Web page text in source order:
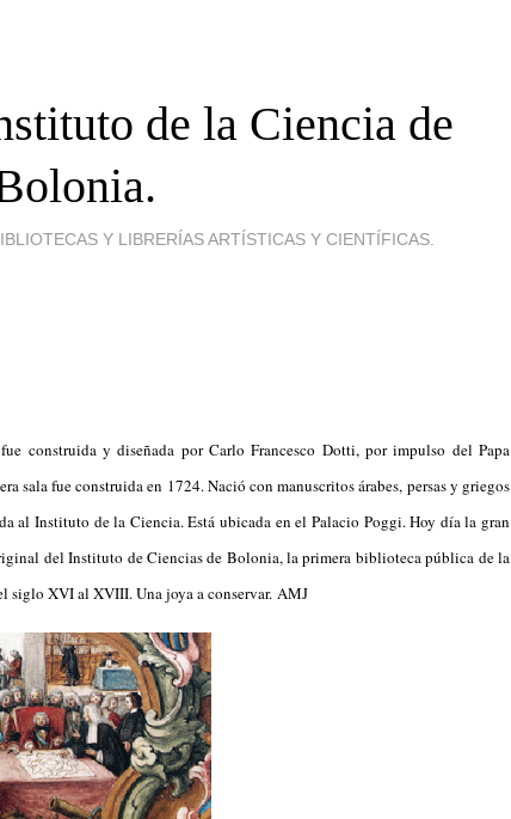
de la Ciencia de
Y LIBRERÍAS ARTÍSTICAS Y CIENTÍFICAS.
construida y diseñada por Carlo Francesco Dotti, por impulso del Papa
sala fue construida en 1724. Nació con manuscritos árabes, persas y griegos
al Instituto de la Ciencia. Está ubicada en el Palacio Poggi. Hoy día la gran
del Instituto de Ciencias de Bolonia, la primera biblioteca pública de la
siglo XVI al XVIII. Una joya a conservar. AMJ